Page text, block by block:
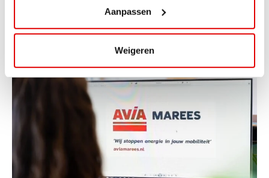
Aanpassen
Weigeren
ViaAVIA Super Deal: €25 korting bij ViaLuxury Hotels
Toe aan een ontspannen nachtje...